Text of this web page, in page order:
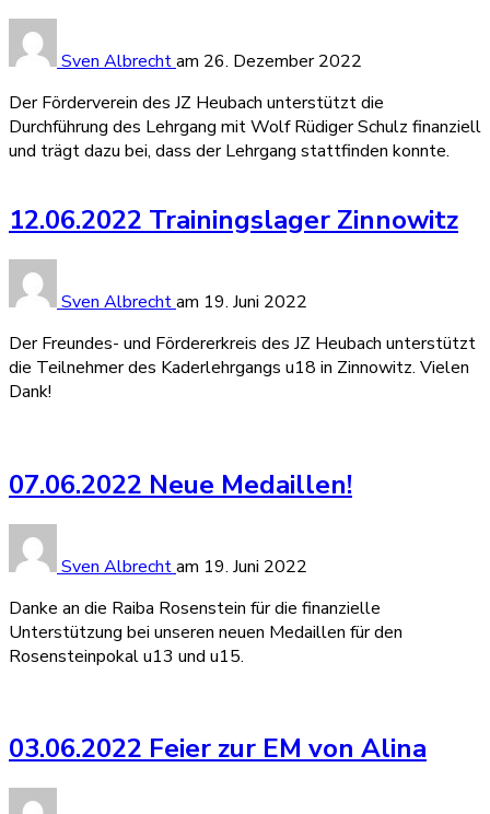
Sven Albrechtam 26. Dezember 2022
Der Förderverein des JZ Heubach unterstützt die
Durchführung des Lehrgang mit Wolf Rüdiger Schulz finanziell
und trägt dazu bei, dass der Lehrgang stattfinden konnte.
12.06.2022 Trainingslager Zinnowitz
Sven Albrechtam 19. Juni 2022
Der Freundes- und Fördererkreis des JZ Heubach unterstützt
die Teilnehmer des Kaderlehrgangs u18 in Zinnowitz. Vielen
Dank!
07.06.2022 Neue Medaillen!
Sven Albrechtam 19. Juni 2022
Danke an die Raiba Rosenstein für die finanzielle
Unterstützung bei unseren neuen Medaillen für den
Rosensteinpokal u13 und u15.
03.06.2022 Feier zur EM von Alina